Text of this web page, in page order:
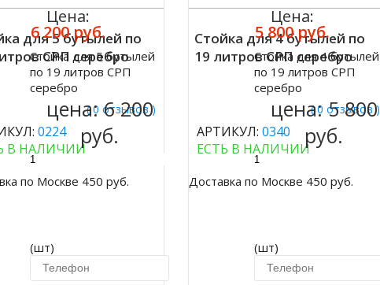
для 5 бутылей по
СРП серебро
( 0 отзывов )
0224
В НАЛИЧИИ
по Москве 450 руб.
Цена:
6 200 руб.
Стойка для 5 бутылей
по 19 литров СРП
серебро
цена:6 200
руб.
(шт)
Стойка для 4 бутылей по
19 литров СРП серебро
( 0 отзывов )
АРТИКУЛ: 0340
ЕСТЬ В НАЛИЧИИ
Доставка по Москве 450 руб.
Цена:
5 800 руб.
Купить
Стойка для 4 бутылей
по 19 литров СРП
серебро
цена:5 800
руб.
(шт)